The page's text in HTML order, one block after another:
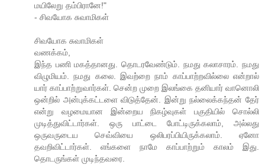
மயிலேறு தம்பிரானே!"
- சிவயோக சுவாமிகள்
சிவயோக சுவாமிகள்
வணக்கம்,
இந்த பணி மகத்தானது. தொடரவேண்டும். நமது கலாசாரம். நமது
விழுமியம். நமது கலை. இவற்றை நாம் காப்பாற்றவில்லை என்றால்
யார் காப்பாற்றுவார்கள். சென்ற முறை இலங்கை தனியார் வானொலி
ஒன்றில் அன்புக்கட்டளை விடுத்தேன். இன்று நல்லைக்கந்தன் தேர்
என்று வழமையான இன்றைய நிகழ்வுகள் பகுதியில் சொல்லி
முடித்துவிட்டார்கள். ஒரு பாட்டை போட்டிருக்கலாம், அல்லது
ஒருவருடைய செவ்வியை ஒலிபரப்பியிருக்கலாம். ஏனோ
தவறிவிட்டார்கள். எங்களை நாமே காப்பாற்றும் காலம் இது.
தொடருங்கள் முடிந்தவரை.